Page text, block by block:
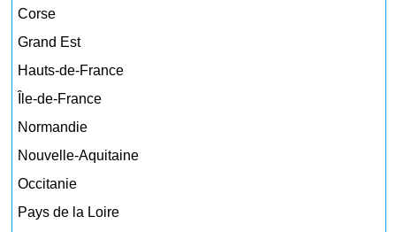
Corse
Grand Est
Hauts-de-France
Île-de-France
Normandie
Nouvelle-Aquitaine
Occitanie
Pays de la Loire